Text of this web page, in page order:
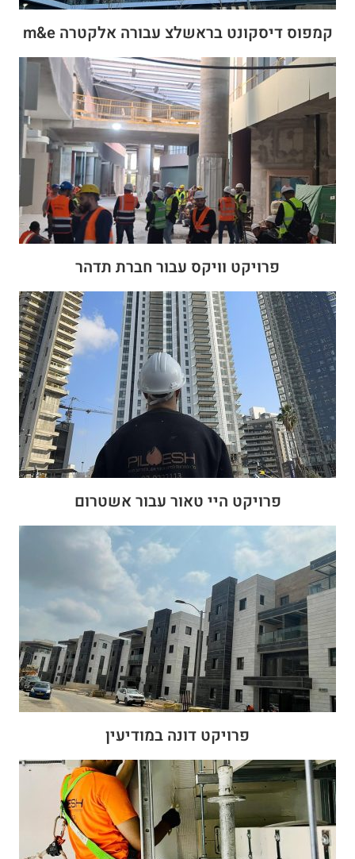
קמפוס דיסקונט בראשלצ עבורה אלקטרה m&e
פרויקט וויקס עבור חברת תדהר
פרויקט היי טאור עבור אשטרום
פרויקט דונה במודיעין